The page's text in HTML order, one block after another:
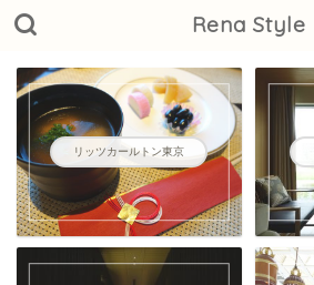
Rena Style
リッツカールトン東京